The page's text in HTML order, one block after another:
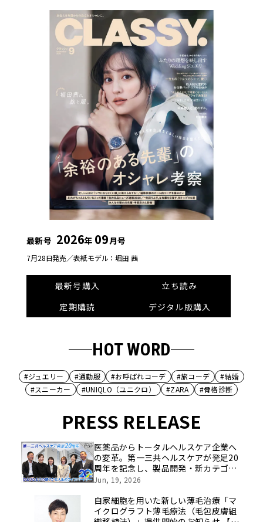
最新号 2026年 09月号
7月28日発売／表紙モデル：堀田 茜
最新号購入
立ち読み
定期購読
デジタル版購入
HOT WORD
#ジュエリー #通勤服 #お呼ばれコーデ #旅コーデ
#結婚
#スニーカー
#UNIQLO（ユニクロ） #ZARA #骨格診断
PRESS RELEASE
医薬品からトータルヘルスケア企業へ
の変革。第一三共ヘルスケアが発足20
周年を記念し、製品開発・新カテゴリ
挑戦の舞台や旧社統合時のエピソード
像を公開！
Jun, 19, 2026
自家細胞を用いた新しい薄毛治療「マ
イクログラフト薄毛療法（毛包皮膚組